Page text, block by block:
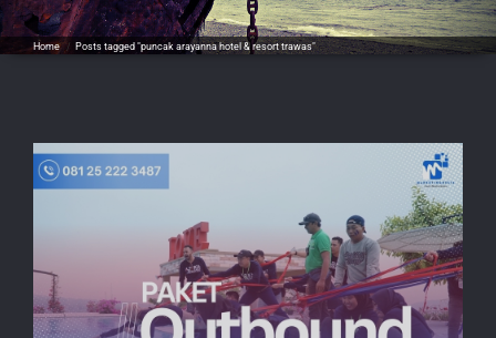
Home / Posts tagged "puncak arayanna hotel & resort trawas"